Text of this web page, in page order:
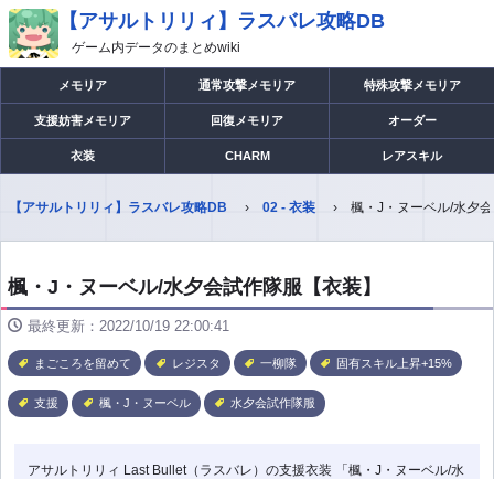
【アサルトリリィ】ラスバレ攻略DB
ゲーム内データのまとめwiki
メモリア 通常攻撃メモリア 特殊攻撃メモリア
支援妨害メモリア 回復メモリア オーダー
衣装 CHARM レアスキル
【アサルトリリィ】ラスバレ攻略DB 02 - 衣装 楓・J・ヌーベル/水夕
楓・J・ヌーベル/水夕会試作隊服【衣装】
最終更新：2022/10/19 22:00:41
まごころを留めて レジスタ 一柳隊 固有スキル上昇+15%
支援 楓・J・ヌーベル 水夕会試作隊服
アサルトリリィ Last Bullet（ラスバレ）の支援衣装 「楓・J・ヌーベル/水